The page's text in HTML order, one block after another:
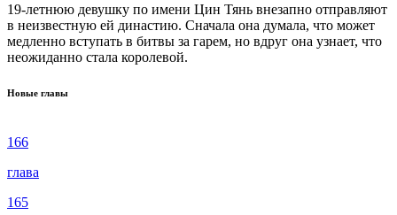
19-летнюю девушку по имени Цин Тянь внезапно отправляют
в неизвестную ей династию. Сначала она думала, что может
медленно вступать в битвы за гарем, но вдруг она узнает, что
неoжиданнo стала королевой.
Новые главы
166
глава
165